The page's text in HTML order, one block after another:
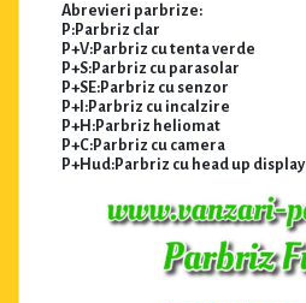
Abrevieri parbrize:
P:Parbriz clar
P+V:Parbriz cu tenta verde
P+S:Parbriz cu parasolar
P+SE:Parbriz cu senzor
P+I:Parbriz cu incalzire
P+H:Parbriz heliomat
P+C:Parbriz cu camera
P+Hud:Parbriz cu head up display